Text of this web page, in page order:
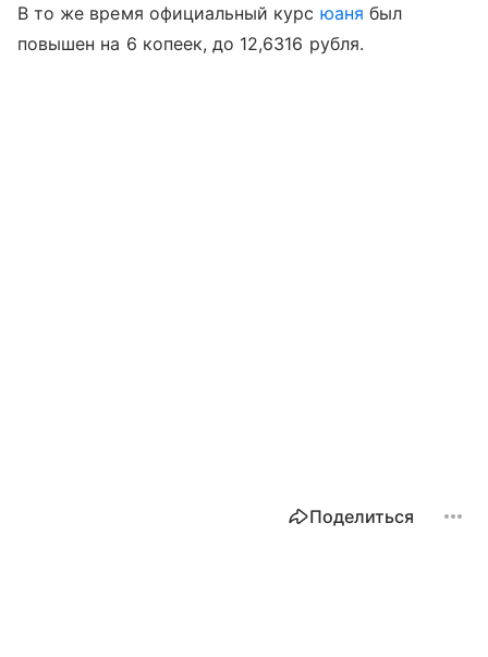
В то же время официальный курс юаня был
повышен на 6 копеек, до 12,6316 рубля.
Поделиться